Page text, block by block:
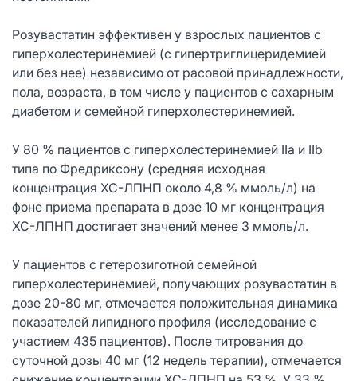
Розувастатин эффективен у взрослых пациентов с
гиперхолестеринемией (с гипертриглицеридемией
или без нее) независимо от расовой принадлежности,
пола, возраста, в том числе у пациентов с сахарным
диабетом и семейной гиперхолестеринемией.
У 80 % пациентов с гиперхолестеринемией IIa и IIb
типа по Фредриксону (средняя исходная
концентрация ХС-ЛПНП около 4,8 % ммоль/л) на
фоне приема препарата в дозе 10 мг концентрация
ХС-ЛПНП достигает значений менее 3 ммоль/л.
У пациентов с гетерозиготной семейной
гиперхолестеринемией, получающих розувастатин в
дозе 20-80 мг, отмечается положительная динамика
показателей липидного профиля (исследование с
участием 435 пациентов). После титрования до
суточной дозы 40 мг (12 недель терапии), отмечается